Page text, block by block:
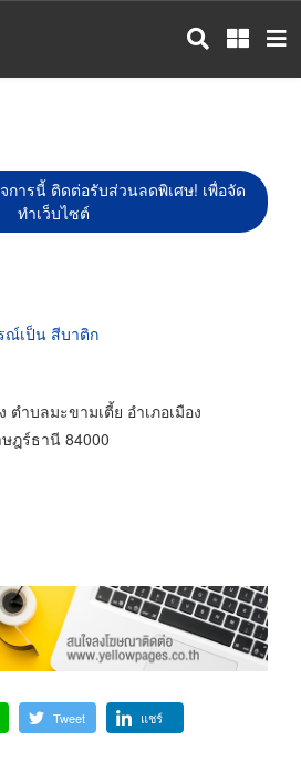
การนี้ ติดต่อรับส่วนลดพิเศษ! เพื่อจัด
ทำเว็บไซต์
ณ์เป็น สีบาติก
ตำบลมะขามเตี้ย อำเภอเมือง
ฎร์ธานี 84000
Tweet แชร์